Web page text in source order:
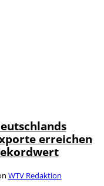
erreichen
WTV Redaktion